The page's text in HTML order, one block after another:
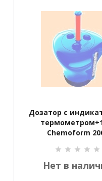
Дозатор с
Chemoform
Нет в